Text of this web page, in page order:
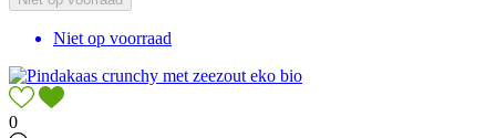
Niet op voorraad
0